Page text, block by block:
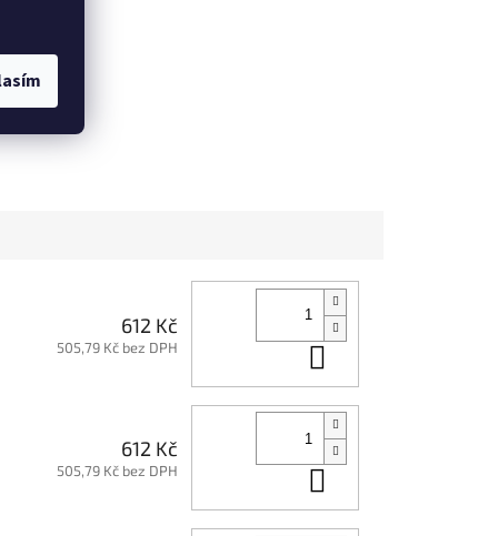
612 Kč
505,79 Kč bez DPH
612 Kč
505,79 Kč bez DPH